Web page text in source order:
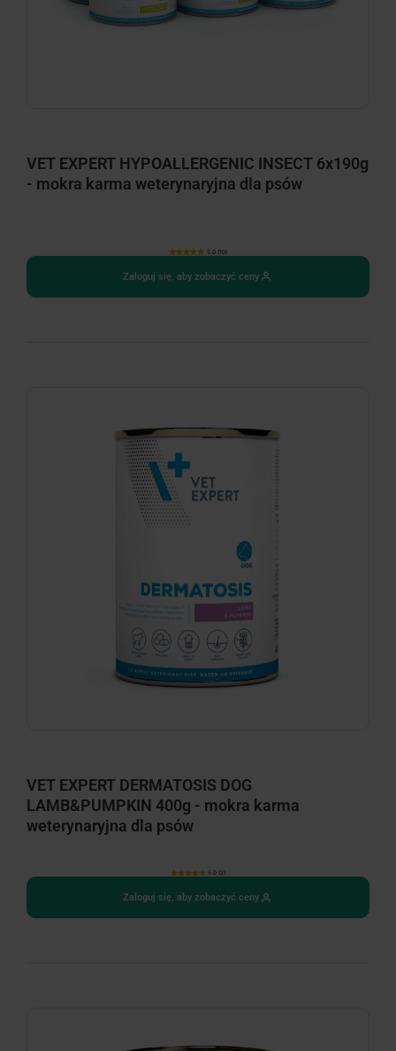
VET EXPERT HYPOALLERGENIC INSECT 6x190g
- mokra karma weterynaryjna dla psów
5.0 (10)
Zaloguj się, aby zobaczyć ceny
VET EXPERT DERMATOSIS DOG
LAMB&PUMPKIN 400g - mokra karma
weterynaryjna dla psów
5.0 (2)
Zaloguj się, aby zobaczyć ceny